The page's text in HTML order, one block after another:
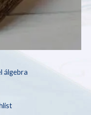
álgebra